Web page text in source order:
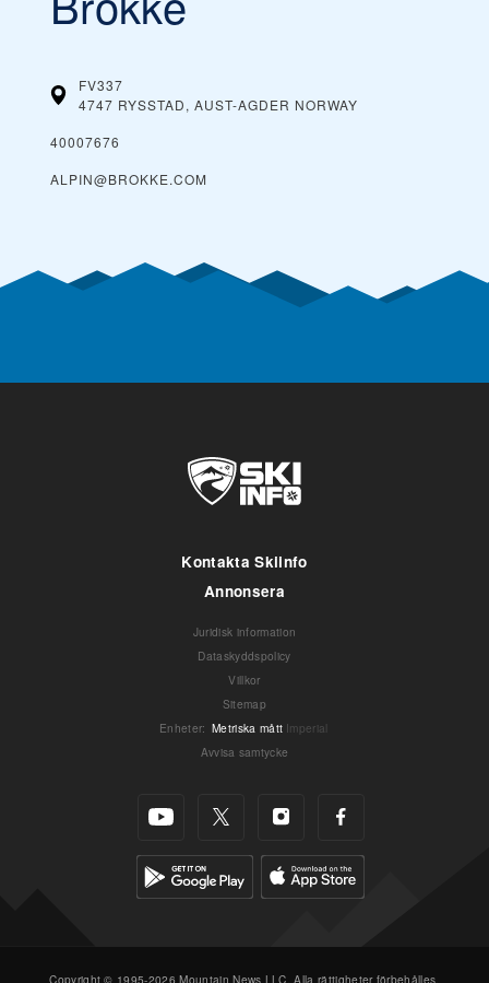
FV337
4747 RYSSTAD, AUST-AGDER NORWAY
40007676
ALPIN@BROKKE.COM
Kontakta Skiinfo
Annonsera
Juridisk information
Dataskyddspolicy
Villkor
Sitemap
Enheter: Metriska mått Imperial
Avvisa samtycke
Copyright © 1995-2026 Mountain News LLC. Alla rättigheter förbehålles.